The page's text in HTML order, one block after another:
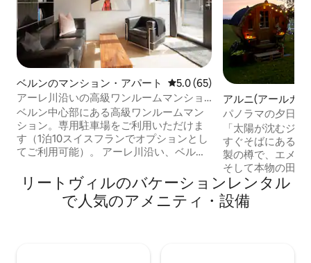
ベルンのマンション・アパート レビュー65件、5つ星中5.0つ
5.0 (65)
アーレ川沿いの高級ワンルームマンショ
ン
ベルン中心部にある高級ワンルームマン
ション。専用駐車場をご利用いただけま
す（1泊10スイスフランでオプションとし
てご利用可能）。 アーレ川沿い、ベルン
ダンであらゆる点において設備の整った
このワンルームマンションには、設備の
整ったキッチンが備わっており、あらゆ
アルニ(アールガ
ーハウス
パノラマの夕日を
ァスで休憩
「太陽が沈むジュラ
すぐそばにある私
製の樽で、エメン
そして本物の田舎
い。 大きなカエ
まで見渡せる場所
見つけることがで
リートヴィルのバケーションレンタル
で人気のアメニティ・設備